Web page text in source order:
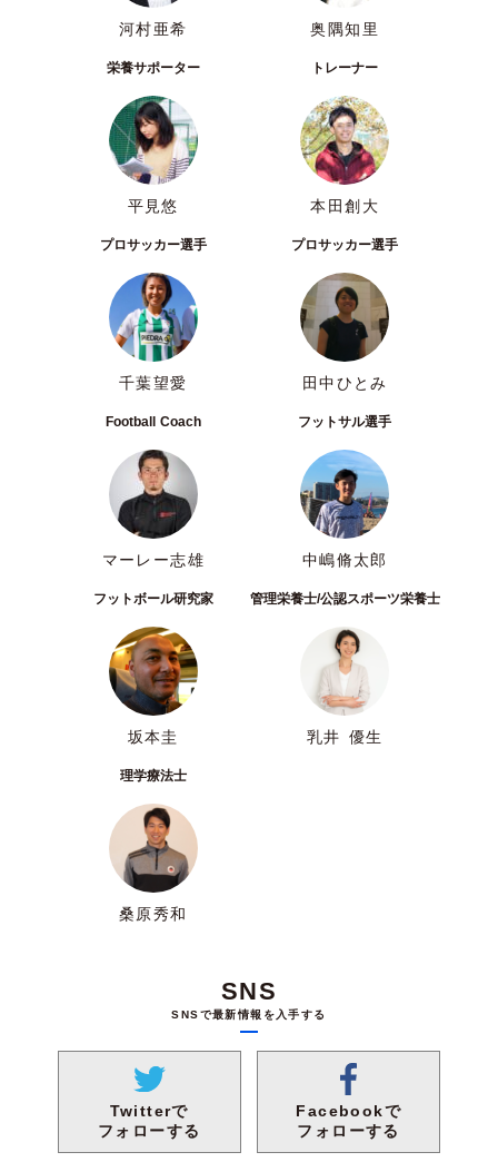
河村亜希 奥隅知里
栄養サポーター
平見悠
トレーナー
本田創大
プロサッカー選手
千葉望愛
プロサッカー選手
田中ひとみ
Football Coach
マーレー志雄
フットサル選手
中嶋脩太郎
フットボール研究家
坂本圭
管理栄養士/公認スポーツ栄養士
乳井 優生
理学療法士
桑原秀和
SNS
SNSで最新情報を入手する
Twitterで
フォローする
Facebookで
フォローする